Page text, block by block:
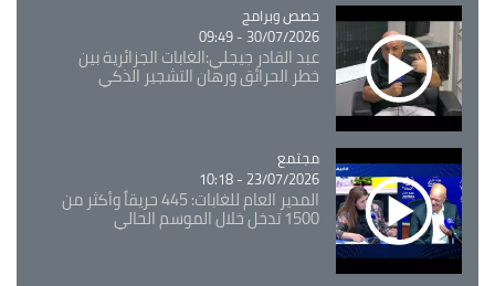
Catégorie
حصص وبرامج
30/07/2026 - 09:49
عبد القادر جيجلي:الغابات الجزائرية بين
خطر الحرائق ورهان التشجير الذكي
Catégorie
مجتمع
23/07/2026 - 10:18
المدير العام للغابات: 445 حريقاً وأكثر من
1500 تدخل خلال الموسم الحالي